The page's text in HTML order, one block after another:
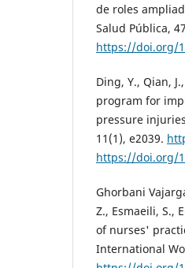
de roles
Salud Pública,
https://doi.org/
Ding, Y., Qian,
program for
pressure
11(1), e2039.
https://doi.org/
Ghorbani
Z., Esmaeili, S.,
of nurses'
International